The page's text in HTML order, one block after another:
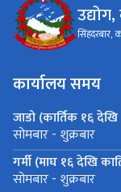
सिंहदरबार,
कार्यालय समय
जाडो (कार्तिक १६
सोमबार - शुक्रबार
गर्मी (माघ १६ देखि
सोमबार - शुक्रबार